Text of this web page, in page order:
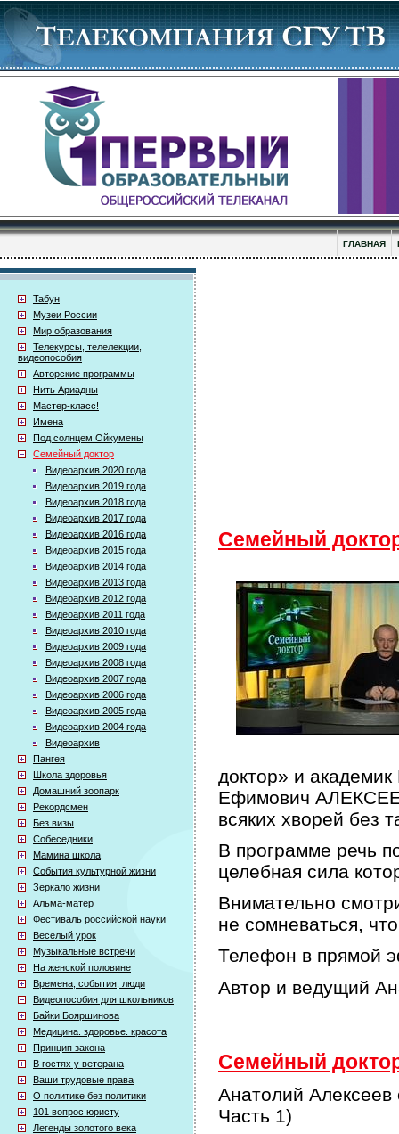
ГЛАВНАЯ
Табун
Музеи России
Мир образования
Телекурсы, телелекции,
видеопособия
Авторские программы
Нить Ариадны
Мастер-класс!
Имена
Под солнцем Ойкумены
Семейный доктор
Видеоархив 2020 года
Видеоархив 2019 года
Видеоархив 2018 года
Видеоархив 2017 года
Видеоархив 2016 года
Видеоархив 2015 года
Видеоархив 2014 года
Видеоархив 2013 года
Видеоархив 2012 года
Видеоархив 2011 года
Видеоархив 2010 года
Видеоархив 2009 года
Видеоархив 2008 года
Видеоархив 2007 года
Видеоархив 2006 года
Видеоархив 2005 года
Видеоархив 2004 года
Видеоархив
Пангея
Школа здоровья
Домашний зоопарк
Рекордсмен
Без визы
Собеседники
Мамина школа
События культурной жизни
Зеркало жизни
Альма-матер
Фестиваль российской науки
Веселый урок
Музыкальные встречи
На женской половине
Времена, события, люди
Видеопособия для школьников
Байки Бояршинова
Медицина. здоровье. красота
Принцип закона
В гостях у ветерана
Ваши трудовые права
О политике без политики
101 вопрос юристу
Легенды золотого века
Семейный
доктор» и
Ефимович
всяких хворей без
В программе речь
целебная сила
Внимательно
не сомневаться,
Телефон в прямой
Автор и ведущий
Семейный
Анатолий Алексеев
Часть 1)